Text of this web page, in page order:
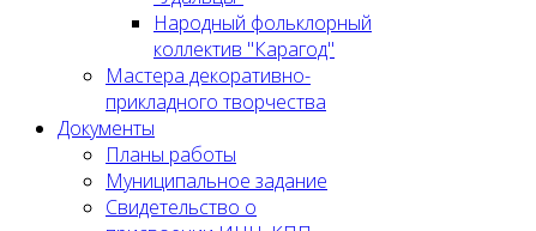
Народный фольклорный
коллектив "Карагод"
Мастера декоративно-
прикладного творчества
Документы
Планы работы
Муниципальное задание
Cвидетельство о